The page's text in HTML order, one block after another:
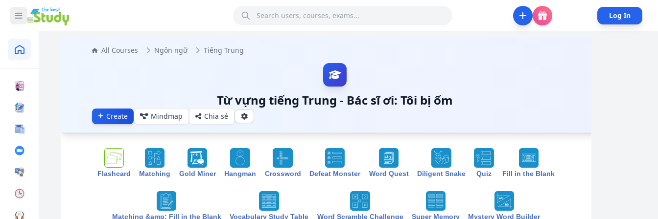
Log In
All Courses Ngôn ngữ Tiếng Trung
Từ vựng tiếng Trung - Bác sĩ ơi: Tôi bị ốm
Create Mindmap Chia sẻ
Flashcard Matching Gold Miner Hangman Crossword Defeat Monster Word Quest Diligent Snake Quiz Fill in the Blank
Matching &amp; Fill in the Blank Vocabulary Study Table Word Scramble Challenge Super Memory Mystery Word Builder